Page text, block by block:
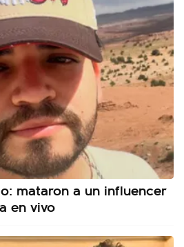
mataron a un influencer
en vivo